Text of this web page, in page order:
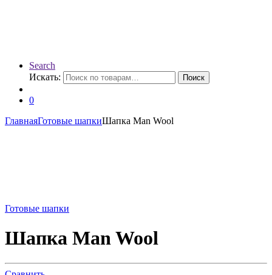
Search
Искать:
Поиск
0
ГлавнаяГотовые шапкиШапка Man Wool
Готовые шапки
Шапка Man Wool